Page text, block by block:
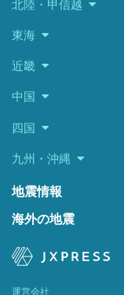
北陸・甲信越
東海
近畿
中国
四国
九州・沖縄
地震情報
海外の地震
運営会社